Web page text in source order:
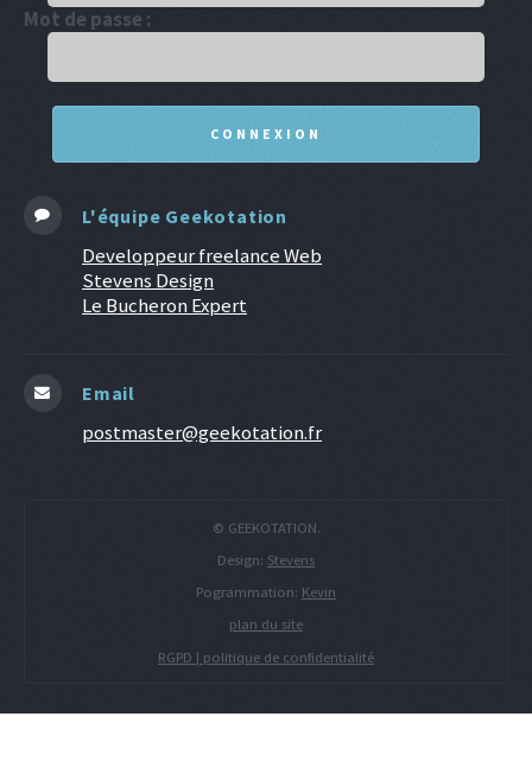
Mot de passe :
L'équipe Geekotation
Developpeur freelance Web
Stevens Design
Le Bucheron Expert
Email
postmaster@geekotation.fr
© GEEKOTATION.
Design: Stevens
Pogrammation: Kevin
plan du site
RGPD | politique de confidentialité